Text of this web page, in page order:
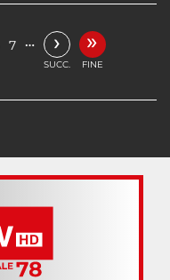
7 … ›
SUCC.
»
FINE